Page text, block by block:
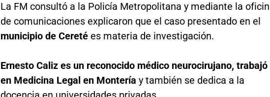
La FM consultó a la Policía Metropolitana y mediante la
de comunicaciones explicaron que el caso presentado en el
municipio de Cereté es materia de investigación.
Ernesto Caliz es un reconocido médico neurocirujano, trabajó
en Medicina Legal en Montería y también se dedica a la